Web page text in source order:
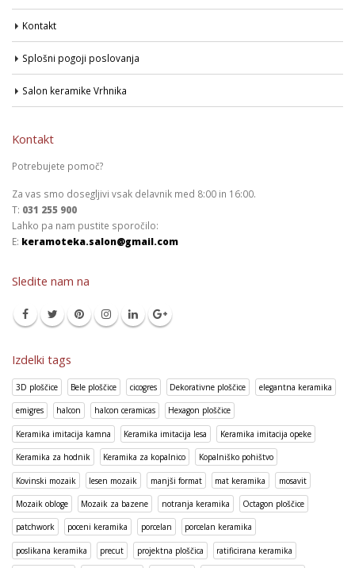
Kontakt
Splošni pogoji poslovanja
Salon keramike Vrhnika
Kontakt
Potrebujete pomoč?
Za vas smo dosegljivi vsak delavnik med 8:00 in 16:00.
T: 031 255 900
Lahko pa nam pustite sporočilo:
E: keramoteka.salon@gmail.com
Sledite nam na
Izdelki tags
3D ploščice Bele ploščice cicogres Dekorativne ploščice elegantna keramika
emigres halcon halcon ceramicas Hexagon ploščice
Keramika imitacija kamna Keramika imitacija lesa Keramika imitacija opeke
Keramika za hodnik Keramika za kopalnico Kopalniško pohištvo
Kovinski mozaik lesen mozaik manjši format mat keramika mosavit
Mozaik obloge Mozaik za bazene notranja keramika Octagon ploščice
patchwork poceni keramika porcelan porcelan keramika
poslikana keramika precut projektna ploščica ratificirana keramika